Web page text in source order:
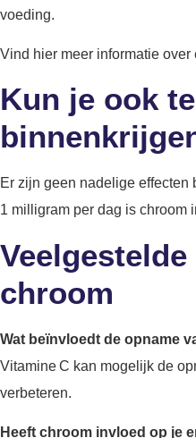
voeding.
Vind hier meer informatie over
Kun je ook
Er zijn geen nadelige effecten
1 milligram per dag is chroom
chroom
Wat beïnvloedt de opname
Vitamine C kan mogelijk de
verbeteren.
Heeft chroom invloed op je